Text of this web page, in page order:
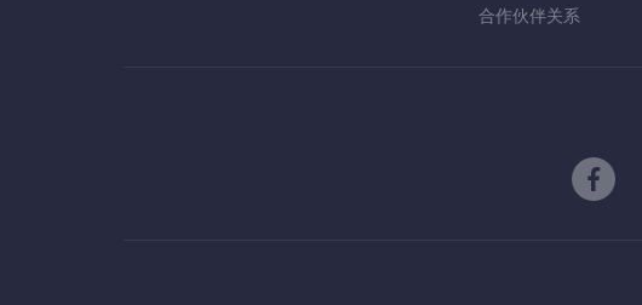
合作伙伴关系